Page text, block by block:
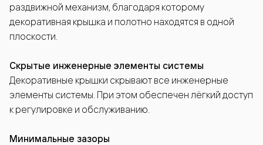
раздвижной механизм, благодаря которому
декоративная крышка и полотно находятся в одной
плоскости.
Скрытые инженерные элементы системы
Декоративные крышки скрывают все инженерные
элементы системы. При этом обеспечен лёгкий доступ
к регулировке и обслуживанию.
Минимальные зазоры